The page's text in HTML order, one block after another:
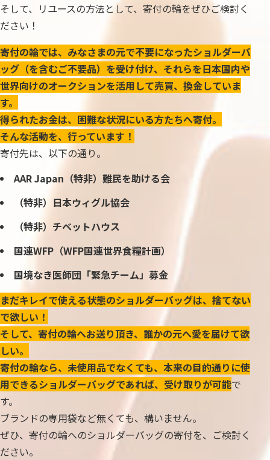
そして、リユースの方法として、寄付の輪をぜひご検討く
ださい！
寄付の輪では、みなさまの元で不要になったショルダーバ
ッグ（を含むご不要品）を受け付け、それらを日本国内や
世界向けのオークションを活用して売買、換金していま
す。
得られたお金は、困難な状況にいる方たちへ寄付。
そんな活動を、行っています！
寄付先は、以下の通り。
AAR Japan（特非）難民を助ける会
（特非）日本ウィグル協会
（特非）チベットハウス
国連WFP（WFP国連世界食糧計画）
国境なき医師団「緊急チーム」募金
まだキレイで使える状態のショルダーバッグは、捨てない
で欲しい！
そして、寄付の輪へお送り頂き、誰かの元へ愛を届けて欲
しい。
寄付の輪なら、未使用品でなくても、本来の目的通りに使
用できるショルダーバッグであれば、受け取りが可能で
す。
ブランドの専用袋など無くても、構いません。
ぜひ、寄付の輪へのショルダーバッグの寄付を、ご検討く
ださい。